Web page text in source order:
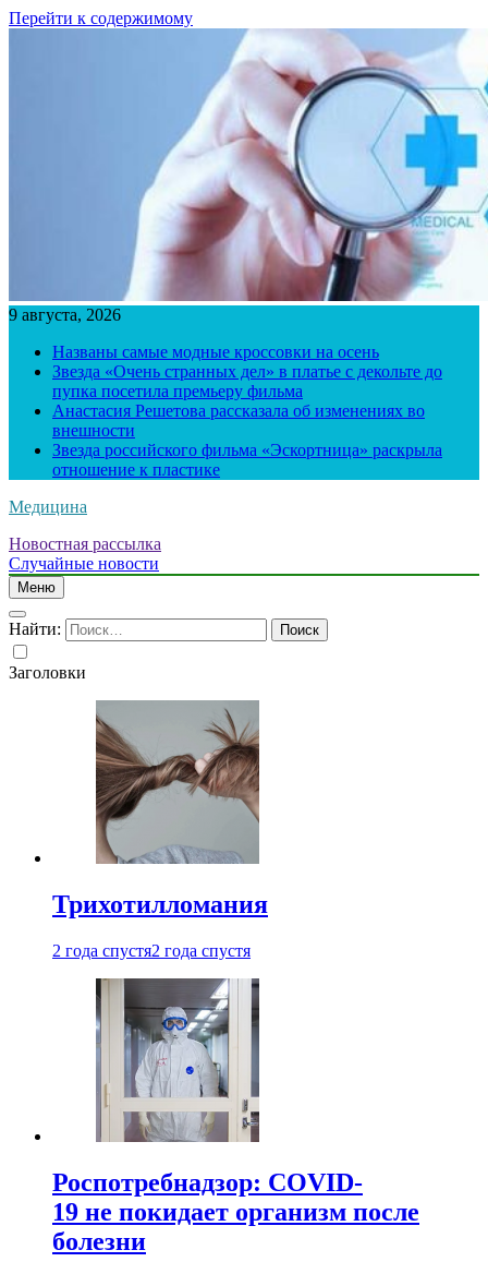
Перейти к содержимому
9 августа, 2026
Названы самые модные кроссовки на осень
Звезда «Очень странных дел» в платье с декольте до
пупка посетила премьеру фильма
Анастасия Решетова рассказала об изменениях во
внешности
Звезда российского фильма «Эскортница» раскрыла
отношение к пластике
Медицина
Новостная рассылка
Случайные новости
Меню
Найти:
Заголовки
Трихотилломания
2 года спустя2 года спустя
Роспотребнадзор: COVID-
19 не покидает организм после
болезни